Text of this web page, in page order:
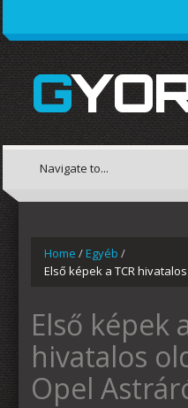
Home /Egyéb /
Első képek a TCR
Első képek
hivatalos
Opel